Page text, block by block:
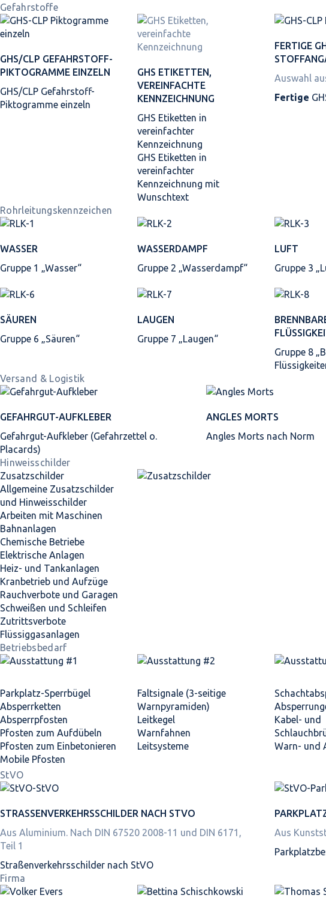
Gefahrstoffe
GHS/CLP GEFAHRSTOFF-
PIKTOGRAMME EINZELN
GHS/CLP Gefahrstoff-
Piktogramme einzeln
GHS ETIKETTEN,
VEREINFACHTE
KENNZEICHNUNG
GHS Etiketten in
vereinfachter
Kennzeichnung
GHS Etiketten in
vereinfachter
Kennzeichnung mit
Wunschtext
FERTIGE
Auswahl
Fertige
Rohrleitungskennzeichen
WASSER
Gruppe 1 „Wasser“
WASSERDAMPF
Gruppe 2 „Wasserdampf“
LUFT
Gruppe 3
SÄUREN
Gruppe 6 „Säuren“
LAUGEN
Gruppe 7 „Laugen“
Gruppe 8
Versand & Logistik
GEFAHRGUT-AUFKLEBER
Gefahrgut-Aufkleber (Gefahrzettel o.
Placards)
ANGLES MORTS
Angles Morts nach Norm
Hinweisschilder
Zusatzschilder
Allgemeine Zusatzschilder
und Hinweisschilder
Arbeiten mit Maschinen
Bahnanlagen
Chemische Betriebe
Elektrische Anlagen
Heiz- und Tankanlagen
Kranbetrieb und Aufzüge
Rauchverbote und Garagen
Schweißen und Schleifen
Zutrittsverbote
Flüssiggasanlagen
Betriebsbedarf
Parkplatz-Sperrbügel
Absperrketten
Absperrpfosten
Pfosten zum Aufdübeln
Pfosten zum Einbetonieren
Mobile Pfosten
Faltsignale (3-seitige
Warnpyramiden)
Leitkegel
Warnfahnen
Leitsysteme
Kabel- und
Warn- und
StVO
STRASSEN­VERKEHRS­SCHILDER NACH STVO
Aus Aluminium. Nach DIN 67520 2008-11 und DIN 6171,
Teil 1
Straßen­verkehrs­schilder nach StVO
Aus
Firma